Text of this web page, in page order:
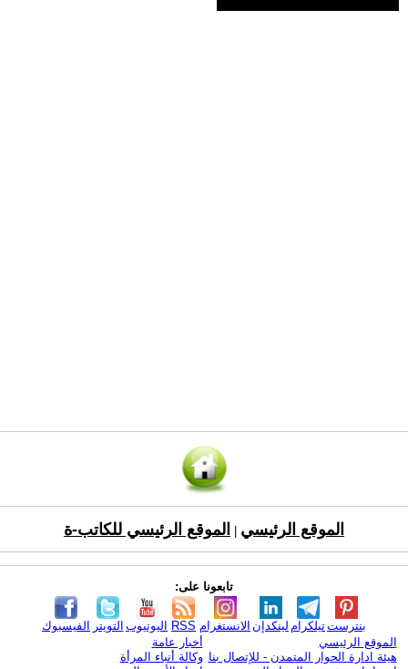
الموقع الرئيسي الموقع الرئيسي للكاتب-ة
تابعونا على:
الفيسبوك التويتر اليوتيوب RSS الانستغرام لينكدإن تيلكرامبنترست
الموقع الرئيسي
هيئة ادارة الحوار المتمدن - للإتصال بنا
أخبار عامة
وكالة أنباء المرأة